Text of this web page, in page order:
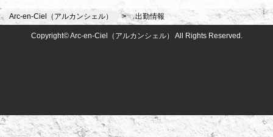
Arc-en-Ciel（アルカンシェル） 出勤情報
Copyright© Arc-en-Ciel（アルカンシェル） All Rights Reserved.